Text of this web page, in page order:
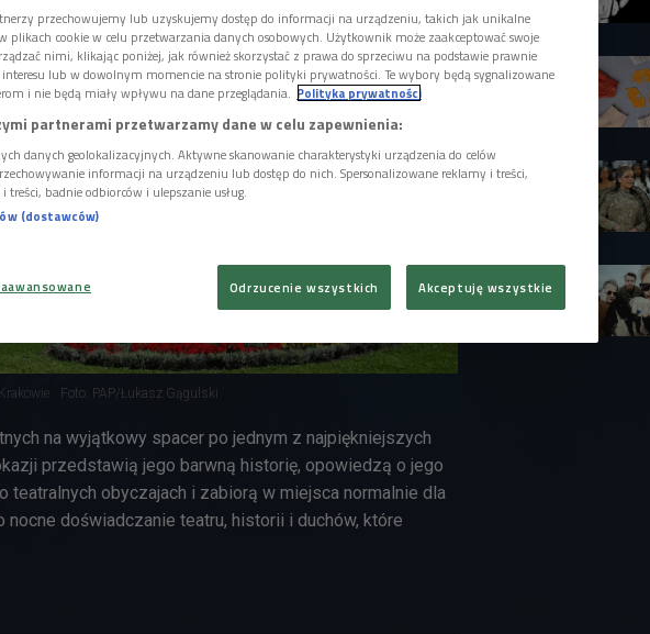
Foto: PAP/Łukasz Gągulski
na wyjątkowy spacer po jednym z najpiękniejszych
przedstawią jego barwną historię, opowiedzą o jego
teatralnych obyczajach i zabiorą w miejsca normalnie dla
doświadczanie teatru, historii i duchów, które
przechowujemy lub uzyskujemy dostęp do informacji na urządzeniu, takich jak unikalne
plikach cookie w celu przetwarzania danych osobowych. Użytkownik może zaakceptować swoje
nimi, klikając poniżej, jak również skorzystać z prawa do sprzeciwu na podstawie prawnie
interesu lub w dowolnym momencie na stronie polityki prywatności. Te wybory będą sygnalizowane
i nie będą miały wpływu na dane przeglądania. Polityka prywatności
partnerami przetwarzamy dane w celu zapewnienia:
danych geolokalizacyjnych. Aktywne skanowanie charakterystyki urządzenia do celów
informacji na urządzeniu lub dostęp do nich. Spersonalizowane reklamy i treści,
treści, badnie odbiorców i ulepszanie usług.
(dostawców)
Odrzucenie wszystkich Akceptuję wszystkie